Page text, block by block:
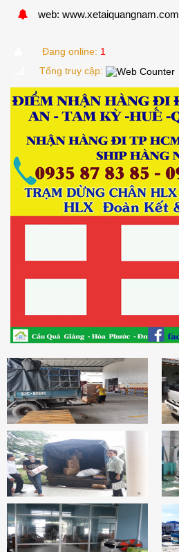
web: www.xetaiquangnam.com
Đang online: 1
Tổng truy cập: